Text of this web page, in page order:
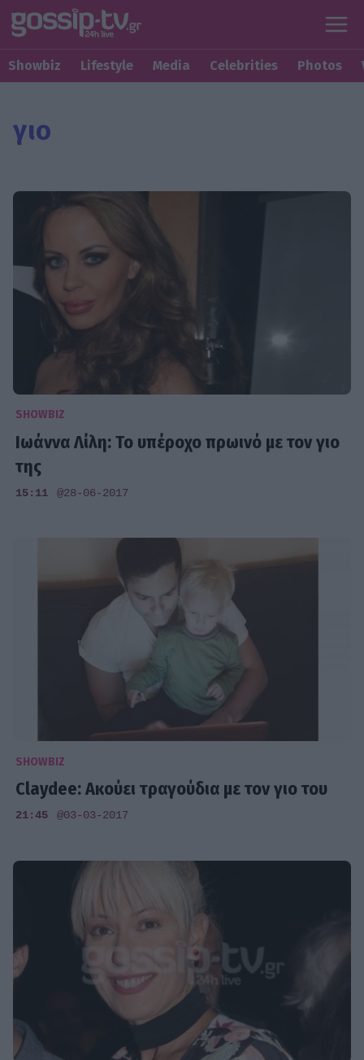
Showbiz Lifestyle Media Celebrities Photos
γιο
SHOWBIZ
Ιωάννα Λίλη: Το υπέροχο πρωινό με τον γιο
της
15:11 @28-06-2017
SHOWBIZ
Claydee: Ακούει τραγούδια με τον γιο του
21:45 @03-03-2017